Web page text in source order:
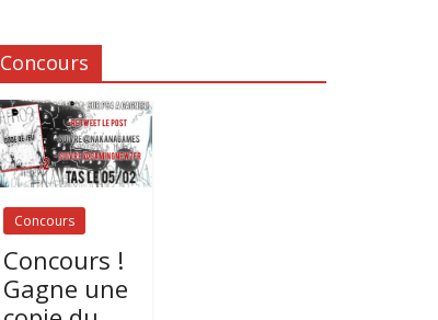
Concours
Concours
Concours !
Gagne une